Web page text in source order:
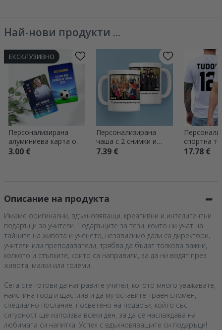
Най-нови продукти ...
ЕКСКЛУЗИВНО
Персонализирана
алуминиева карта от
двете страни с
3.00 €
Персонализирана
чаша с 2 снимки и
текст – Спомени
7.39 €
спортна
лого, име
17.78 €
Описание на продукта
Имаме оригинални, вдъхновяващи, креативни и интелигентни
подаръци за учители. Подаръците за тези, които ни учат на
тайните на живота и ученето, независимо дали са директори,
учители или преподаватели, трябва да бъдат толкова важни,
колкото и стъпките, които са направили, за да ни водят през
живота, малки или големи.
Сега сте готови да направите учител, когото много уважавате,
наистина горд и щастлив и да му оставите траен спомен,
специално послание, посветено на подарък, който със
сигурност ще използва всеки ден, за да се наслаждава на
любимата си напитка. Успех с вдъхновяващите си подаръци!